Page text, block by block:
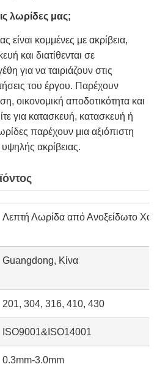
λωρίδες μας;
είναι κομμένες με ακρίβεια,
και διατίθενται σε
για να ταιριάζουν στις
του έργου. Παρέχουν
οικονομική αποδοτικότητα και
για κατασκευή, κατασκευή ή
παρέχουν μια αξιόπιστη
ακρίβειας.
Λεπτή Λωρίδα από Ανοξείδωτο
Guangdong, Κίνα
201, 304, 316, 410, 430
ISO9001&ISO14001
0.3mm-3.0mm